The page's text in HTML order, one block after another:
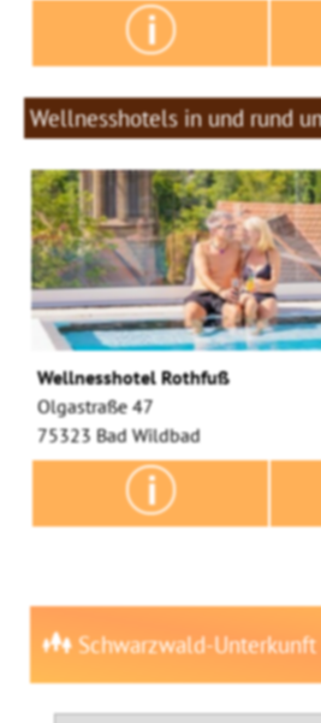
Wellnesshotels in und rund
Wellnesshotel Rothfuß
Olgastraße 47
75323 Bad Wildbad
Schwarzwald-Unterkunft